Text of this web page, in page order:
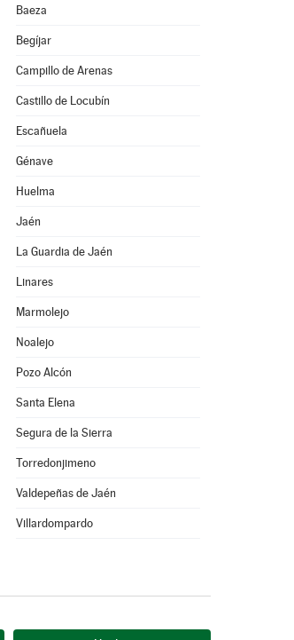
Baeza
Begíjar
Campillo de Arenas
Castillo de Locubín
Escañuela
Génave
Huelma
Jaén
La Guardia de Jaén
Linares
Marmolejo
Noalejo
Pozo Alcón
Santa Elena
Segura de la Sierra
Torredonjimeno
Valdepeñas de Jaén
Villardompardo